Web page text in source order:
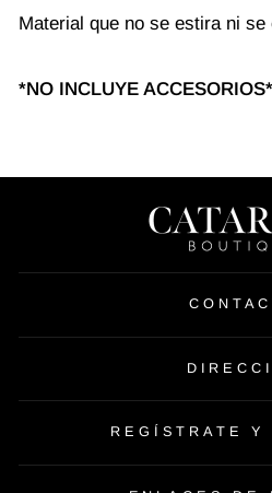
Material que no se estira ni se
*NO INCLUYE ACCESORIOS*
REGÍSTRATE Y